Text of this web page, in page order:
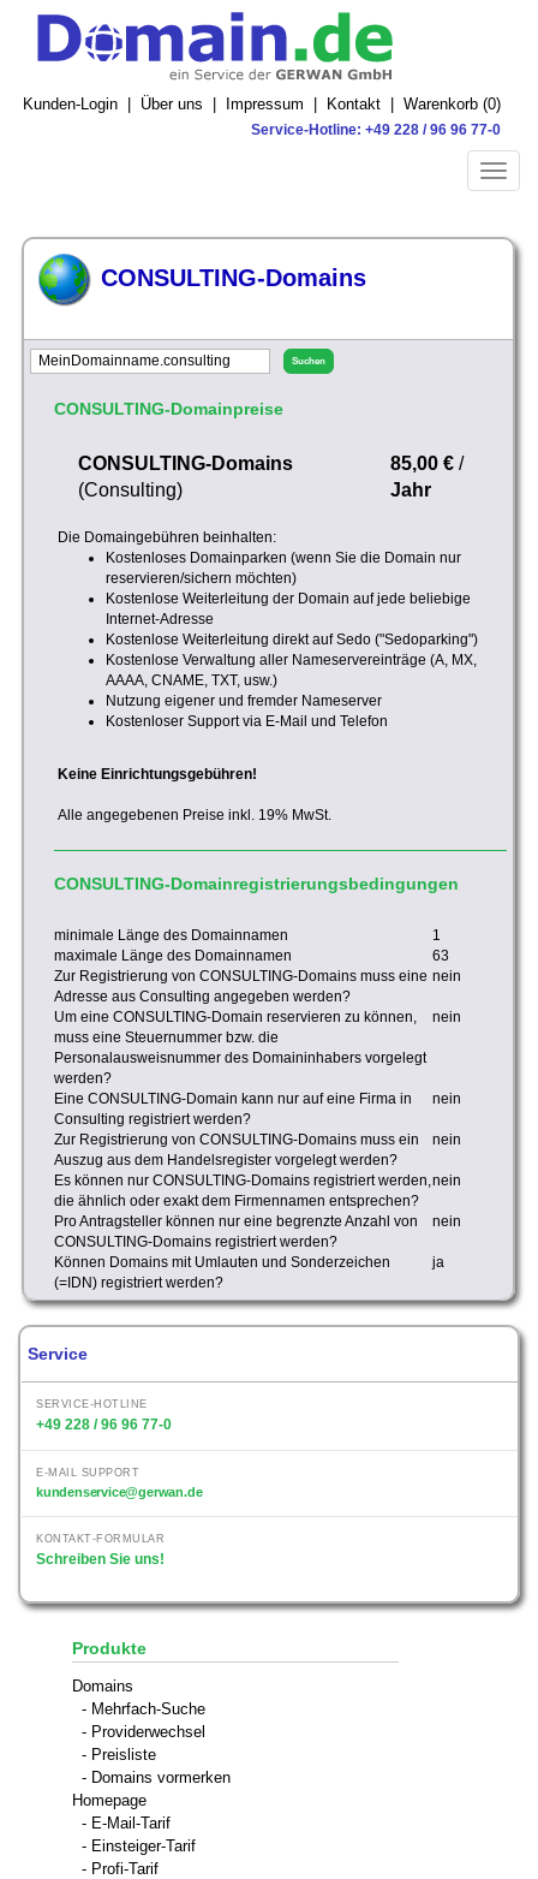
Kunden-Login Über uns Impressum Kontakt Warenkorb (0)
Service-Hotline: +49 228 / 96 96 77-0
Toggle
CONSULTING-Domains
CONSULTING-Domainpreise
CONSULTING-Domains
(Consulting)
85,00 €/
Jahr
Die Domaingebühren beinhalten:
Kostenloses Domainparken (wenn Sie die Domain nur
reservieren/sichern möchten)
Kostenlose Weiterleitung der Domain auf jede beliebige
Internet-Adresse
Kostenlose Weiterleitung direkt auf Sedo ("Sedoparking")
Kostenlose Verwaltung aller Nameservereinträge (A, MX,
AAAA, CNAME, TXT, usw.)
Nutzung eigener und fremder Nameserver
Kostenloser Support via E-Mail und Telefon
Keine Einrichtungsgebühren!
Alle angegebenen Preise inkl. 19% MwSt.
CONSULTING-Domainregistrierungsbedingungen
minimale Länge des Domainnamen
1
maximale Länge des Domainnamen
63
Zur Registrierung von CONSULTING-Domains muss eine
Adresse aus Consulting angegeben werden?
nein
Um eine CONSULTING-Domain reservieren zu können,
muss eine Steuernummer bzw. die
Personalausweisnummer des Domaininhabers vorgelegt
werden?
nein
Eine CONSULTING-Domain kann nur auf eine Firma in
Consulting registriert werden?
nein
Zur Registrierung von CONSULTING-Domains muss ein
Auszug aus dem Handelsregister vorgelegt werden?
nein
Es können nur CONSULTING-Domains registriert werden,
die ähnlich oder exakt dem Firmennamen entsprechen?
nein
Pro Antragsteller können nur eine begrenzte Anzahl von
CONSULTING-Domains registriert werden?
nein
Können Domains mit Umlauten und Sonderzeichen
(=IDN) registriert werden?
ja
Service
SERVICE-HOTLINE
+49 228 / 96 96 77-0
E-MAIL SUPPORT
kundenservice@gerwan.de
KONTAKT-FORMULAR
Schreiben Sie uns!
Produkte
Domains
- Mehrfach-Suche
- Providerwechsel
- Preisliste
- Domains vormerken
Homepage
- E-Mail-Tarif
- Einsteiger-Tarif
- Profi-Tarif